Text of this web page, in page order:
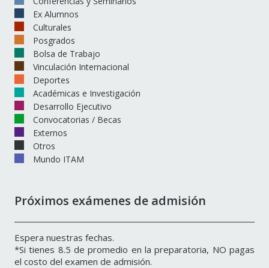
Ex Alumnos
Culturales
Posgrados
Bolsa de Trabajo
Vinculación Internacional
Deportes
Académicas e Investigación
Desarrollo Ejecutivo
Convocatorias / Becas
Externos
Otros
Mundo ITAM
Próximos exámenes de admisión
Espera nuestras fechas.
*Si tienes 8.5 de promedio en la preparatoria, NO pagas
el costo del examen de admisión.